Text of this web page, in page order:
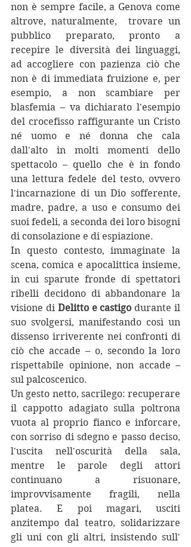
non è sempre facile, a Genova come
altrove, naturalmente,  trovare un
pubblico preparato, pronto a
recepire le diversità dei linguaggi,
ad accogliere con pazienza ciò che
non è di immediata fruizione e, per
esempio, a non scambiare per
blasfemia – va dichiarato l'esempio
del crocefisso raffigurante un Cristo
né uomo e né donna che cala
dall'alto in molti momenti dello
spettacolo – quello che è in fondo
una lettura fedele del testo, ovvero
l'incarnazione di un Dio sofferente,
madre, padre, a uso e consumo dei
suoi fedeli, a seconda dei loro bisogni
di consolazione e di espiazione.
In questo contesto, immaginate la
scena, comica e apocalittica insieme,
in cui sparute fronde di spettatori
ribelli decidono di abbandonare la
visione di Delitto e castigo durante il
suo svolgersi, manifestando così un
dissenso irriverente nei confronti di
ciò che accade – o, secondo la loro
rispettabile opinione, non accade –
sul palcoscenico.
Un gesto netto, sacrilego: recuperare
il cappotto adagiato sulla poltrona
vuota al proprio fianco e inforcare,
con sorriso di sdegno e passo deciso,
l'uscita nell'oscurità della sala,
mentre le parole degli attori
continuano a risuonare,
improvvisamente fragili, nella
platea. E poi magari, usciti
anzitempo dal teatro, solidarizzare
gli uni con gli altri, insistendo sull'